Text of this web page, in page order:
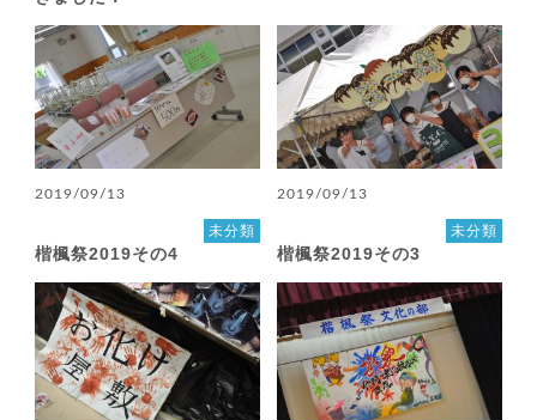
2019/09/13
未分類
楷楓祭2019その4
2019/09/13
未分類
楷楓祭2019その3